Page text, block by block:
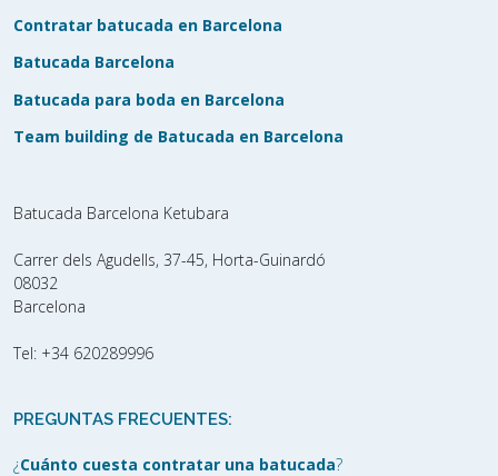
Contratar batucada en Barcelona
Batucada Barcelona
Batucada para boda en Barcelona
Team building de Batucada en Barcelona
Batucada Barcelona Ketubara
Carrer dels Agudells, 37-45, Horta-Guinardó
08032
Barcelona
Tel: +34 620289996
PREGUNTAS FRECUENTES:
¿Cuánto cuesta contratar una batucada?